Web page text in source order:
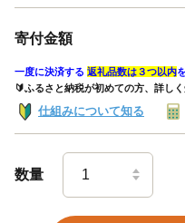
寄付金額
一度に決済する 返礼品数は３つ以内
🔰ふるさと納税が初めての方、詳し
仕組みについて知る
数量